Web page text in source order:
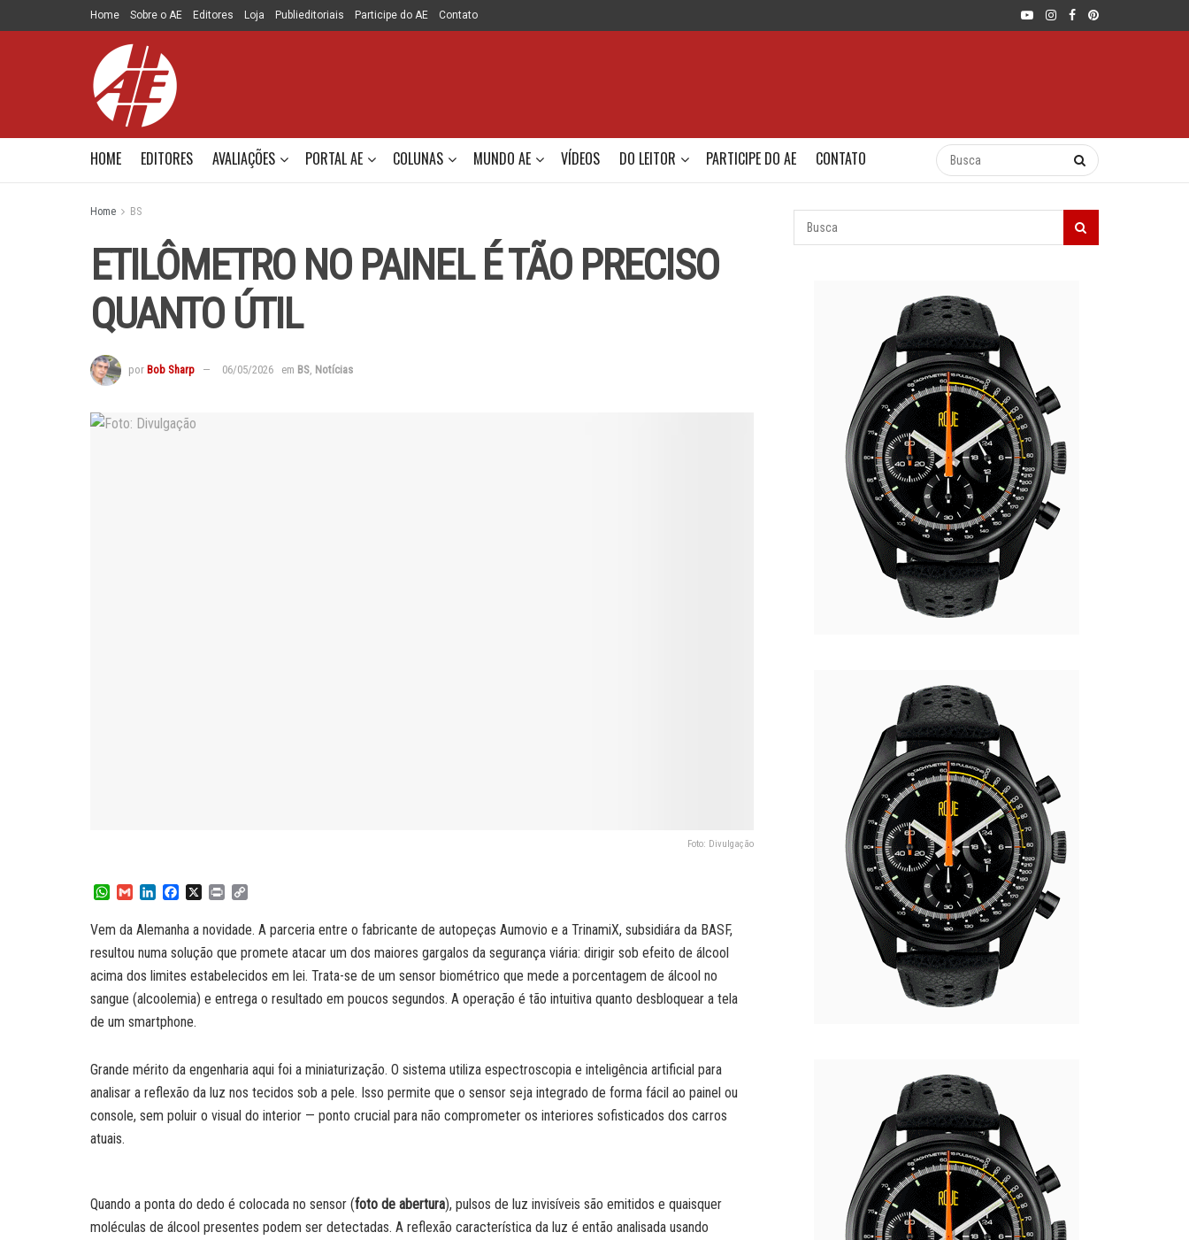
Home Sobre o AE Editores Loja Publieditoriais Participe do AE Contato
HOME EDITORES AVALIAÇÕES PORTAL AE COLUNAS MUNDO AE VÍDEOS DO LEITOR PARTICIPE DO AE CONTATO
Home BS
ETILÔMETRO NO PAINEL É TÃO PRECISO
QUANTO ÚTIL
por Bob Sharp 06/05/2026 em BS, Notícias
Foto: Divulgação
W
a
t
s
A
p
G
a
l
n
k
e
d
n
c
e
b
o
k
X
P
i
n
t
p
y
L
i
k
Vem da Alemanha a novidade. A parceria entre o fabricante de autopeças Aumovio e a TrinamiX, subsidiára da BASF,
resultou numa solução que promete atacar um dos maiores gargalos da segurança viária: dirigir sob efeito de álcool
acima dos limites estabelecidos em lei. Trata-se de um sensor biométrico que mede a porcentagem de álcool no
sangue (alcoolemia) e entrega o resultado em poucos segundos. A operação é tão intuitiva quanto desbloquear a tela
de um smartphone.
Grande mérito da engenharia aqui foi a miniaturização. O sistema utiliza espectroscopia e inteligência artificial para
analisar a reflexão da luz nos tecidos sob a pele. Isso permite que o sensor seja integrado de forma fácil ao painel ou
console, sem poluir o visual do interior — ponto crucial para não comprometer os interiores sofisticados dos carros
atuais.
Quando a ponta do dedo é colocada no sensor (foto de abertura), pulsos de luz invisíveis são emitidos e quaisquer
moléculas de álcool presentes podem ser detectadas. A reflexão característica da luz é então analisada usando